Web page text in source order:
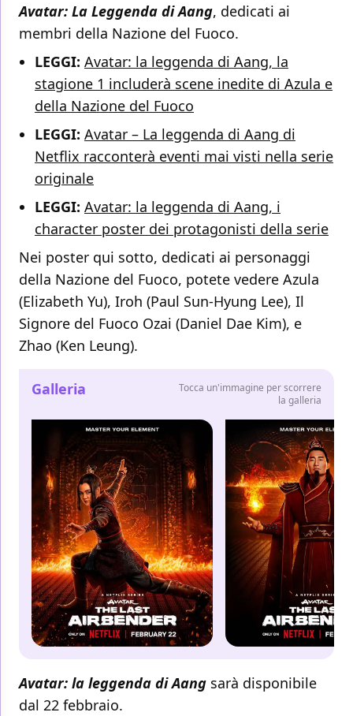
Avatar: La Leggenda di Aang, dedicati ai
membri della Nazione del Fuoco.
LEGGI: Avatar: la leggenda di Aang, la
stagione 1 includerà scene inedite di Azula e
della Nazione del Fuoco
LEGGI: Avatar – La leggenda di Aang di
Netflix racconterà eventi mai visti nella serie
originale
LEGGI: Avatar: la leggenda di Aang, i
character poster dei protagonisti della serie
Nei poster qui sotto, dedicati ai personaggi
della Nazione del Fuoco, potete vedere Azula
(Elizabeth Yu), Iroh (Paul Sun-Hyung Lee), Il
Signore del Fuoco Ozai (Daniel Dae Kim), e
Zhao (Ken Leung).
Galleria
Tocca un'immagine per scorrere
la galleria
Avatar: la leggenda di Aang sarà disponibile
dal 22 febbraio.